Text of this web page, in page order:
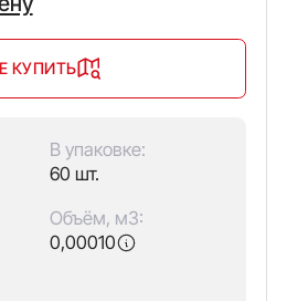
КУПИТЬ
В упаковке:
60 шт.
Объём, м3:
0,00010